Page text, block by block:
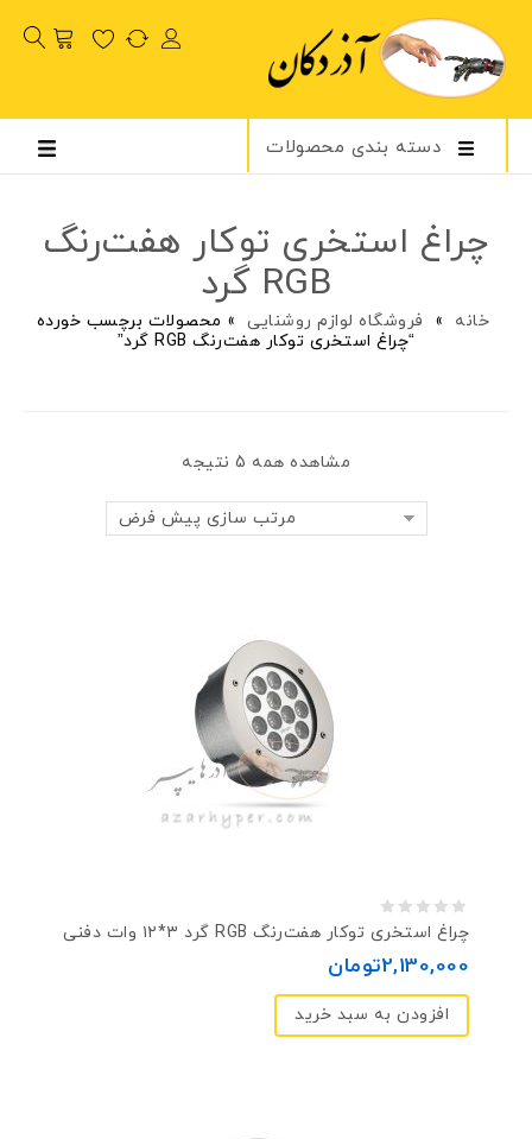
دسته بندی محصولات
چراغ استخری توکار هفت‌رنگ
RGB گرد
خانه » فروشگاه لوازم روشنایی » محصولات برچسب خورده
“چراغ استخری توکار هفت‌رنگ RGB گرد”
مشاهده همه 5 نتیجه
مرتب سازی پیش فرض
0
چراغ استخری توکار هفت‌رنگ RGB گرد ۳*۱۲ وات دفنی
2,130,000تومان
افزودن به سبد خرید